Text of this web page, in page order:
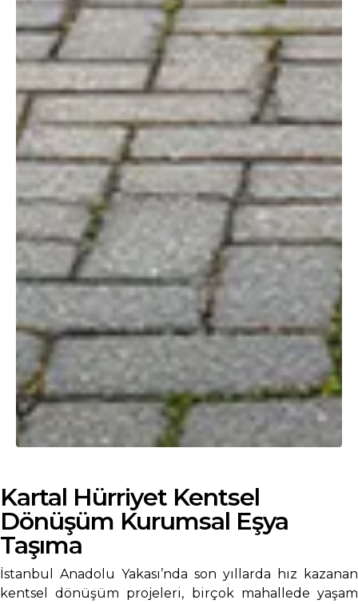
Kartal Hürriyet Kentsel
Dönüşüm Kurumsal Eşya
Taşıma
İstanbul Anadolu Yakası’nda son yıllarda hız kazanan
kentsel dönüşüm projeleri, birçok mahallede yaşam